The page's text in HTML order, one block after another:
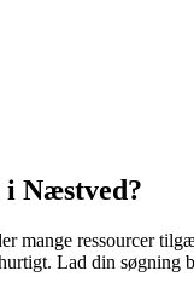
Næstved?
mange ressourcer
Lad din søgning